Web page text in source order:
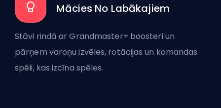
Mācies No Labākajiem
Stāvi rindā ar Grandmaster+ boosteri un
pārņem varoņu izvēles, rotācijas un komandas
spēli, kas izcīna spēles.